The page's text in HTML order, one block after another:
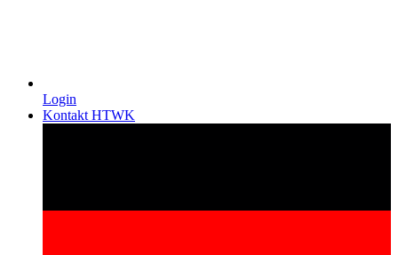
Login
Kontakt HTWK